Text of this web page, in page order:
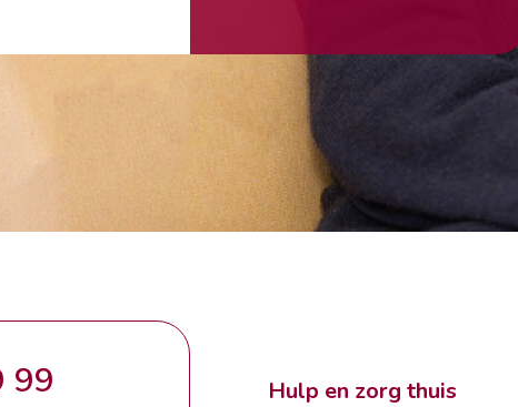
99 Hulp en zorg thuis